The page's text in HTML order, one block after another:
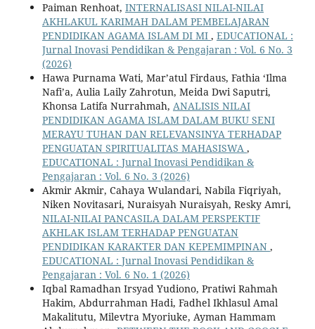
Paiman Renhoat, INTERNALISASI NILAI-NILAI
AKHLAKUL KARIMAH DALAM PEMBELAJARAN
PENDIDIKAN AGAMA ISLAM DI MI , EDUCATIONAL :
Jurnal Inovasi Pendidikan & Pengajaran : Vol. 6 No. 3
(2026)
Hawa Purnama Wati, Mar’atul Firdaus, Fathia ‘Ilma
Nafi’a, Aulia Laily Zahrotun, Meida Dwi Saputri,
Khonsa Latifa Nurrahmah, ANALISIS NILAI
PENDIDIKAN AGAMA ISLAM DALAM BUKU SENI
MERAYU TUHAN DAN RELEVANSINYA TERHADAP
PENGUATAN SPIRITUALITAS MAHASISWA ,
EDUCATIONAL : Jurnal Inovasi Pendidikan &
Pengajaran : Vol. 6 No. 3 (2026)
Akmir Akmir, Cahaya Wulandari, Nabila Fiqriyah,
Niken Novitasari, Nuraisyah Nuraisyah, Resky Amri,
NILAI-NILAI PANCASILA DALAM PERSPEKTIF
AKHLAK ISLAM TERHADAP PENGUATAN
PENDIDIKAN KARAKTER DAN KEPEMIMPINAN ,
EDUCATIONAL : Jurnal Inovasi Pendidikan &
Pengajaran : Vol. 6 No. 1 (2026)
Iqbal Ramadhan Irsyad Yudiono, Pratiwi Rahmah
Hakim, Abdurrahman Hadi, Fadhel Ikhlasul Amal
Makalitutu, Milevtra Myoriuke, Ayman Hammam